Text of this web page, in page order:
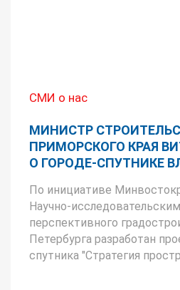
СМИ о нас
МИНИСТР
ПРИМОРСКОГО КРАЯ
О ГОРОДЕ-СПУТНИКЕ
По инициативе
Научно-
перспективного
Петербурга разработан
спутника "Стратегия